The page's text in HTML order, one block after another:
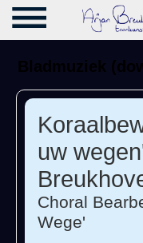
Bladmuziek
uw
Choral
Wege'